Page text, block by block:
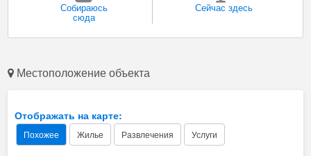
Собираюсь
сюда
Сейчас здесь
Местоположение объекта
Отображать на карте:
Похожее Жилье Развлечения Услуги